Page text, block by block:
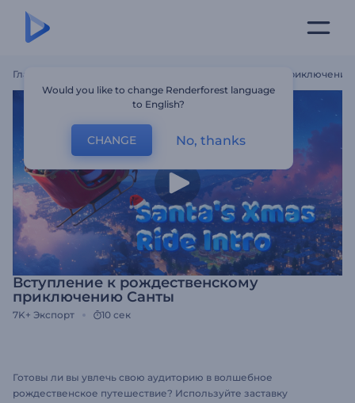
Главная Вступление К Рождественскому
Вступление к рождественскому
приключению Санты
7K+ Экспорт 10 сек
Готовы ли вы увлечь свою аудиторию в волшебное
рождественское путешествие? Используйте заставку
Would you like to change Renderforest language
to English?
CHANGE No, thanks